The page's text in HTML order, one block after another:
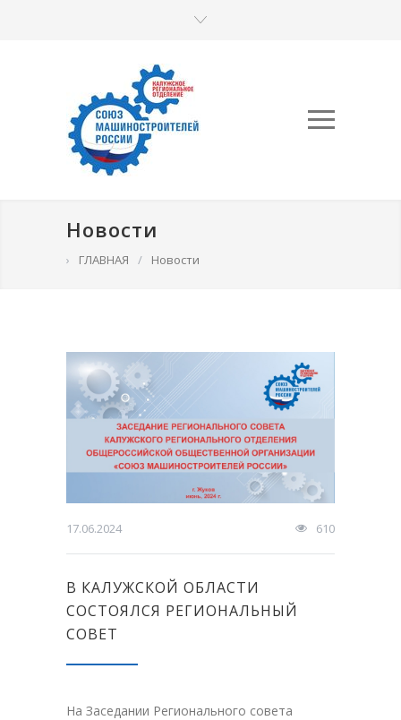
Новости
› ГЛАВНАЯ / Новости
17.06.2024 610
В КАЛУЖСКОЙ ОБЛАСТИ
СОСТОЯЛСЯ РЕГИОНАЛЬНЫЙ
СОВЕТ
На Заседании Регионального совета